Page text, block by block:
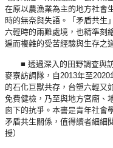
在原以農漁業為主的地方社會
時的無奈與失語。「矛盾共生
六輕時的兩難處境，也精準刻
遍而複雜的受苦經驗與生存之
■ 透過深入的田野調查與訪
麥寮訪調隊，自2013年至
的石化巨獸共存，台塑六輕又
免費健檢，乃至與地方宮廟、
囪下的抗爭。本書是青年社會
矛盾共生關係，值得讀者細
授）